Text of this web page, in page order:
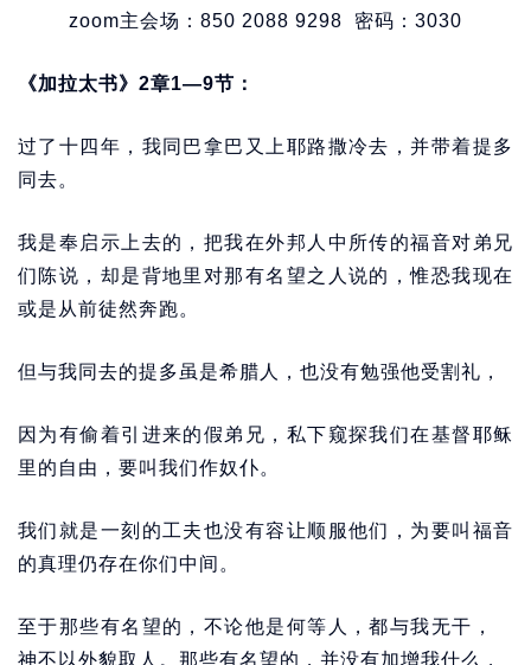
zoom主会场：850 2088 9298 密码：3030
《加拉太书》2章1—9节：
过了十四年，我同巴拿巴又上耶路撒冷去，并带着提多
同去。
我是奉启示上去的，把我在外邦人中所传的福音对弟兄
们陈说，却是背地里对那有名望之人说的，惟恐我现在
或是从前徒然奔跑。
但与我同去的提多虽是希腊人，也没有勉强他受割礼，
因为有偷着引进来的假弟兄，私下窥探我们在基督耶稣
里的自由，要叫我们作奴仆。
我们就是一刻的工夫也没有容让顺服他们，为要叫福音
的真理仍存在你们中间。
至于那些有名望的，不论他是何等人，都与我无干，
神不以外貌取人。那些有名望的，并没有加增我什么，